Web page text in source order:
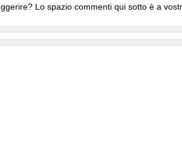
Lo spazio commenti qui sotto è a